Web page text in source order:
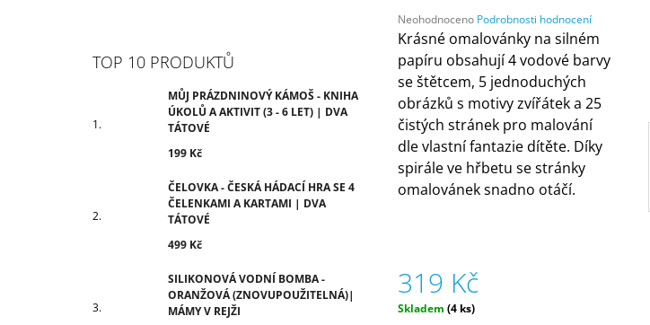
TOP 10 PRODUKTŮ
MŮJ PRÁZDNINOVÝ KÁMOŠ - KNIHA
ÚKOLŮ A AKTIVIT (3 - 6 LET) | DVA
TÁTOVÉ
199 Kč
ČELOVKA - ČESKÁ HÁDACÍ HRA SE 4
ČELENKAMI A KARTAMI | DVA
TÁTOVÉ
499 Kč
SILIKONOVÁ VODNÍ BOMBA -
ORANŽOVÁ (ZNOVUPOUŽITELNÁ)|
MÁMY V REJŽI
Průměrné
hodnocení
produktu
je
0,0
z
5
hvězdiček.
Neohodnoceno Podrobnosti hodnocení
Krásné omalovánky na silném
papíru obsahují 4 vodové barvy
se štětcem, 5 jednoduchých
obrázků s motivy zvířátek a 25
čistých stránek pro malování
dle vlastní fantazie dítěte. Díky
spirále ve hřbetu se stránky
omalovánek snadno otáčí.
319 Kč
Měrná
Skladem (4 ks)